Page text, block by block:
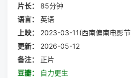
片长：
85分钟
语言：
英语
上映：
2023-03-11(西南偏南电影
更新：
2026-05-12
备注：
正片
豆瓣：
自力更生